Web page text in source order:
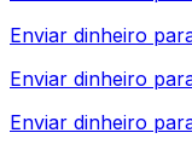
Enviar dinheiro
Enviar dinheiro
Enviar dinheiro